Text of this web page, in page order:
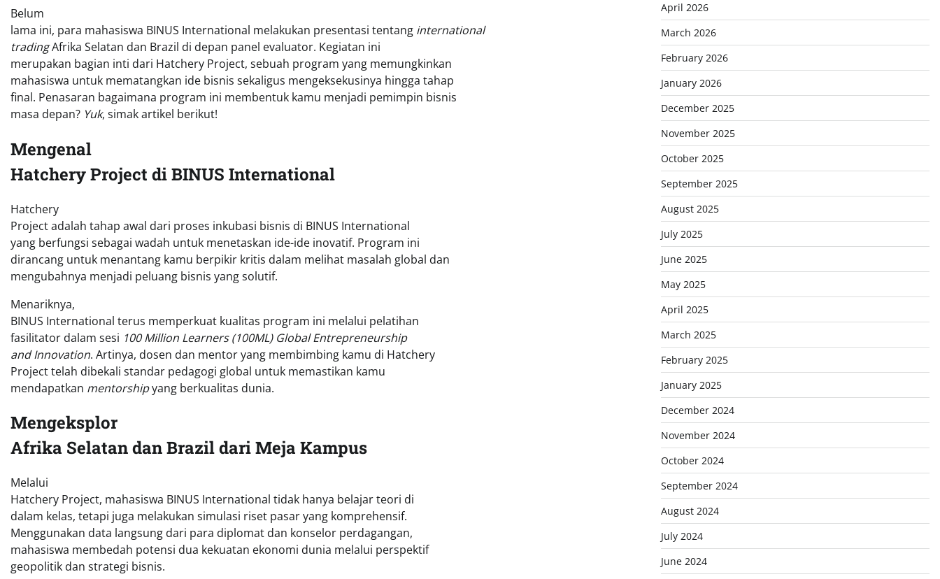
Belum
lama ini, para mahasiswa BINUS International melakukan presentasi tentang international
tradingAfrika Selatan dan Brazil di depan panel evaluator. Kegiatan ini
merupakan bagian inti dari Hatchery Project, sebuah program yang memungkinkan
mahasiswa untuk mematangkan ide bisnis sekaligus mengeksekusinya hingga tahap
final. Penasaran bagaimana program ini membentuk kamu menjadi pemimpin bisnis
masa depan? Yuk, simak artikel berikut!
Mengenal
Hatchery Project di BINUS International
Hatchery
Project adalah tahap awal dari proses inkubasi bisnis di BINUS International
yang berfungsi sebagai wadah untuk menetaskan ide-ide inovatif. Program ini
dirancang untuk menantang kamu berpikir kritis dalam melihat masalah global dan
mengubahnya menjadi peluang bisnis yang solutif.
Menariknya,
BINUS International terus memperkuat kualitas program ini melalui pelatihan
fasilitator dalam sesi 100 Million Learners (100ML) Global Entrepreneurship
and Innovation. Artinya, dosen dan mentor yang membimbing kamu di Hatchery
Project telah dibekali standar pedagogi global untuk memastikan kamu
mendapatkan mentorshipyang berkualitas dunia.
Mengeksplor
Afrika Selatan dan Brazil dari Meja Kampus
Melalui
Hatchery Project, mahasiswa BINUS International tidak hanya belajar teori di
dalam kelas, tetapi juga melakukan simulasi riset pasar yang komprehensif.
Menggunakan data langsung dari para diplomat dan konselor perdagangan,
mahasiswa membedah potensi dua kekuatan ekonomi dunia melalui perspektif
geopolitik dan strategi bisnis.
April 2026
March 2026
February 2026
January 2026
December 2025
November 2025
October 2025
September 2025
August 2025
July 2025
June 2025
May 2025
April 2025
March 2025
February 2025
January 2025
December 2024
November 2024
October 2024
September 2024
August 2024
July 2024
June 2024